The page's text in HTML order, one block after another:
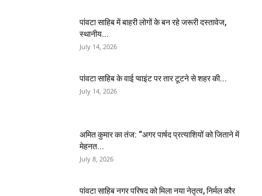
पांवटा साहिब में बाहरी लोगों के बन रहे जरूरी दस्तावेज,
स्थानीय...
July 14, 2026
पांवटा साहिब के वाई प्वाइंट पर तार टूटने से शहर की...
July 14, 2026
अमित कुमार का तंज: “अगर पार्षद प्रत्याशियों को जिताने में
मेहनत...
July 8, 2026
पांवटा साहिब नगर परिषद को मिला नया नेतृत्व, निर्मल कौर